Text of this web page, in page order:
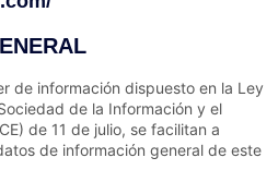
de información dispuesto en la Ley
de la Información y el
de 11 de julio, se facilitan a
de información general de este